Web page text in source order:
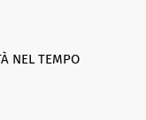
NEL TEMPO